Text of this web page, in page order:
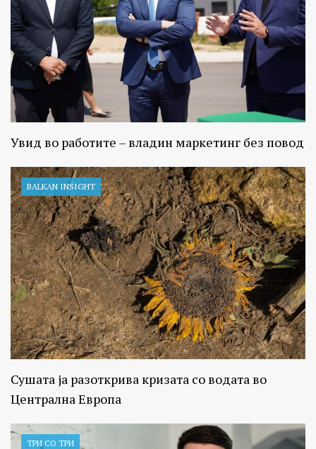
Увид во работите – владин маркетинг без повод
BALKAN INSIGHT
Сушата ја разоткрива кризата со водата во
Централна Европа
ТРИ СО ТРИ